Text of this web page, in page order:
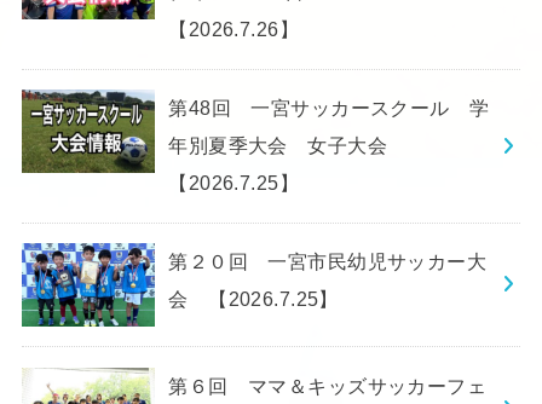
【2026.7.26】
第48回 一宮サッカースクール 学
年別夏季大会 女子大会
【2026.7.25】
第２０回 一宮市民幼児サッカー大
会 【2026.7.25】
第６回 ママ＆キッズサッカーフェ